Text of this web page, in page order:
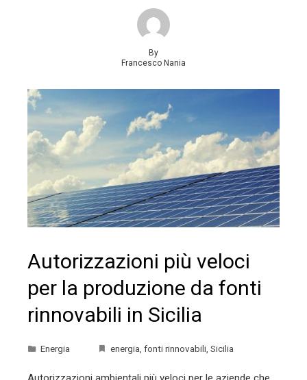
By
Francesco Nania
Autorizzazioni più veloci
per la produzione da fonti
rinnovabili in Sicilia
Energia energia, fonti rinnovabili, Sicilia